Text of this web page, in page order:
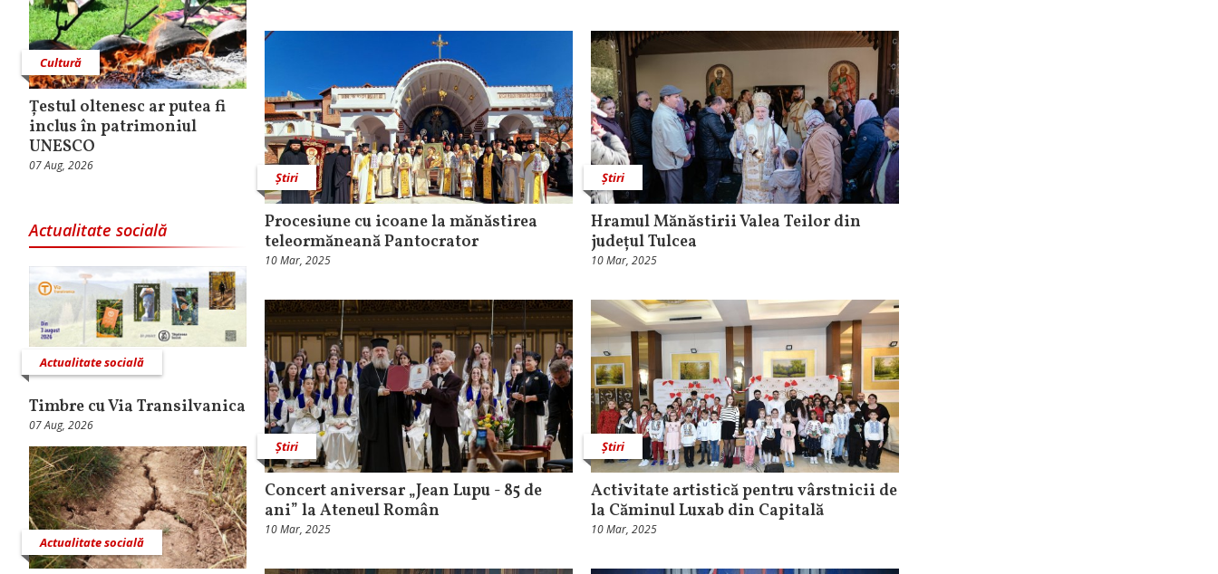
Cultură
Țestul oltenesc ar putea fi
inclus în patrimoniul
UNESCO
07 Aug, 2026
Actualitate socială
Actualitate socială
Timbre cu Via Transilvanica
07 Aug, 2026
Actualitate socială
Știri
Procesiune cu icoane la mănăstirea
teleormăneană Pantocrator
10 Mar, 2025
Știri
Hramul Mănăstirii Valea Teilor din
județul Tulcea
10 Mar, 2025
Știri
Concert aniversar „Jean Lupu - 85 de
ani” la Ateneul Român
10 Mar, 2025
Știri
Activitate artistică pentru vârstnicii de
la Căminul Luxab din Capitală
10 Mar, 2025